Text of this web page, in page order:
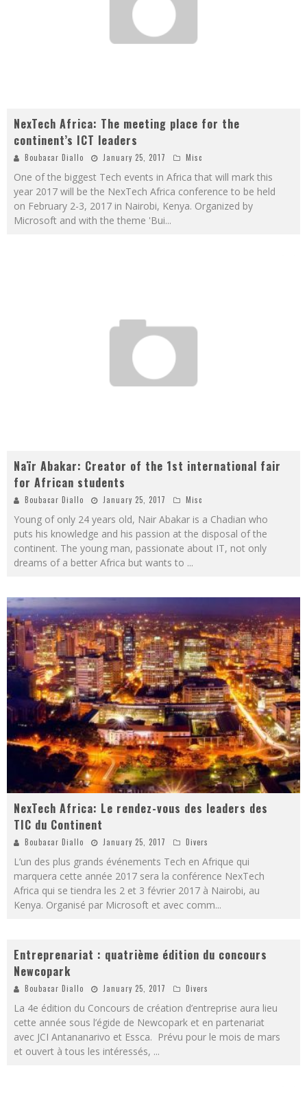
NexTech Africa: The meeting place for the
continent’s ICT leaders
Boubacar Diallo January 25, 2017 Misc
One of the biggest Tech events in Africa that will mark this
year 2017 will be the NexTech Africa conference to be held
on February 2-3, 2017 in Nairobi, Kenya. Organized by
Microsoft and with the theme 'Bui...
Naïr Abakar: Creator of the 1st international fair
for African students
Boubacar Diallo January 25, 2017 Misc
Young of only 24 years old, Nair Abakar is a Chadian who
puts his knowledge and his passion at the disposal of the
continent. The young man, passionate about IT, not only
dreams of a better Africa but wants to ...
NexTech Africa: Le rendez-vous des leaders des
TIC du Continent
Boubacar Diallo January 25, 2017 Divers
L’un des plus grands événements Tech en Afrique qui
marquera cette année 2017 sera la conférence NexTech
Africa qui se tiendra les 2 et 3 février 2017 à Nairobi, au
Kenya. Organisé par Microsoft et avec comm...
Entreprenariat : quatrième édition du concours
Newcopark
Boubacar Diallo January 25, 2017 Divers
La 4e édition du Concours de création d’entreprise aura lieu
cette année sous l’égide de Newcopark et en partenariat
avec JCI Antananarivo et Essca. Prévu pour le mois de mars
et ouvert à tous les intéressés, ...